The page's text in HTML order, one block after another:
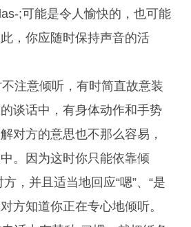
;可能是令人愉快的，也可能
，你应随时保持声音的活
注意倾听，有时简直故意装
谈话中，有身体动作和手势
对方的意思也不那么容易，
。因为这时你只能依靠倾
，并且适当地回应“嗯”、“是
方知道你正在专心地倾听。